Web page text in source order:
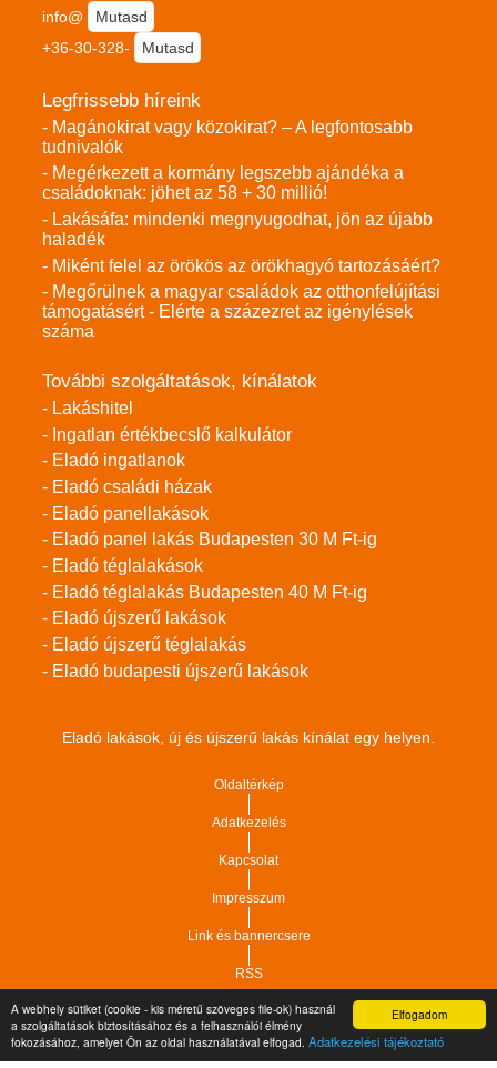
Elfogadom
A webhely sütiket (cookie - kis méretű szöveges file-ok) használ
a szolgáltatások biztosításához és a felhasználói élmény
fokozásához, amelyet Ön az oldal használatával elfogad. Adatkezelési tájékoztató
info@
Mutasd
+36-30-328-
Mutasd
Legfrissebb híreink
- Magánokirat vagy közokirat? – A legfontosabb
tudnivalók
- Megérkezett a kormány legszebb ajándéka a
családoknak: jöhet az 58 + 30 millió!
- Lakásáfa: mindenki megnyugodhat, jön az újabb
haladék
- Miként felel az örökös az örökhagyó tartozásáért?
- Megőrülnek a magyar családok az otthonfelújítási
támogatásért - Elérte a százezret az igénylések
száma
További szolgáltatások, kínálatok
- Lakáshitel
- Ingatlan értékbecslő kalkulátor
- Eladó ingatlanok
- Eladó családi házak
- Eladó panellakások
- Eladó panel lakás Budapesten 30 M Ft-ig
- Eladó téglalakások
- Eladó téglalakás Budapesten 40 M Ft-ig
- Eladó újszerű lakások
- Eladó újszerű téglalakás
- Eladó budapesti újszerű lakások
Eladó lakások, új és újszerű lakás kínálat egy helyen.
Oldaltérkép
Adatkezelés
Kapcsolat
Impresszum
Link és bannercsere
RSS
Copyright © 2021.Vár-Köz Kft. - Ingatlan nyilvántartó, ügyviteli és
adminisztrációs szoftver